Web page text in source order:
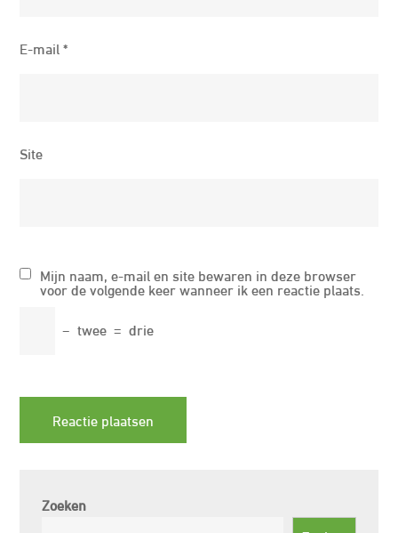
E-mail*
Site
Mijn naam, e-mail en site bewaren in deze browser
voor de volgende keer wanneer ik een reactie plaats.
− twee = drie
Zoeken